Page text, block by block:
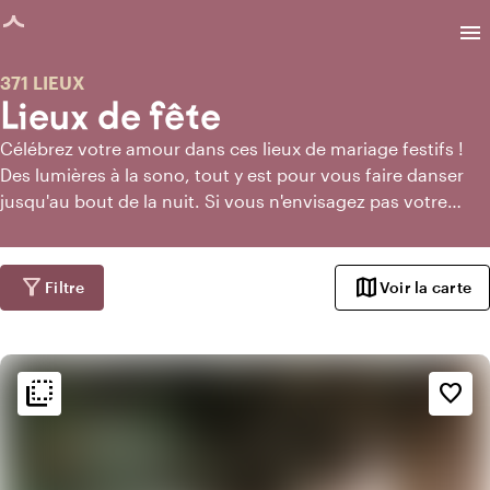
chargée
menu
Lieux de fête
371 LIEUX
Célébrez votre amour dans ces lieux de mariage festifs !
Des lumières à la sono, tout y est pour vous faire danser
jusqu'au bout de la nuit. Si vous n'envisagez pas votre
endroit.
filter_alt Filtre mapVoir la carte
flip_to_back favorite_border
flip_to_back Ambiance
info
Classique